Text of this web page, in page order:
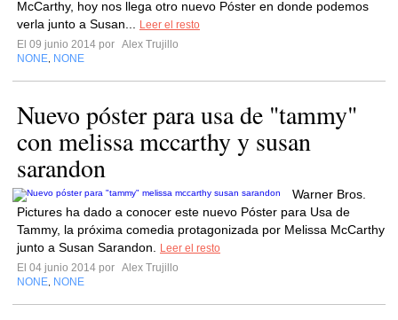
McCarthy, hoy nos llega otro nuevo Póster en donde podemos
verla junto a Susan...
Leer el resto
El 09 junio 2014 por Alex Trujillo
NONE NONE
Nuevo póster para usa de "tammy"
con melissa mccarthy y susan
sarandon
Warner Bros.
Pictures ha dado a conocer este nuevo Póster para Usa de
Tammy, la próxima comedia protagonizada por Melissa McCarthy
junto a Susan Sarandon.
Leer el resto
El 04 junio 2014 por Alex Trujillo
NONE NONE